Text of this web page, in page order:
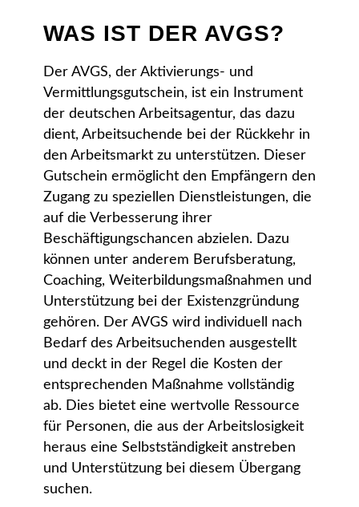
WAS IST DER AVGS?
Der AVGS, der Aktivierungs- und
Vermittlungsgutschein, ist ein Instrument
der deutschen Arbeitsagentur, das dazu
dient, Arbeitsuchende bei der Rückkehr in
den Arbeitsmarkt zu unterstützen. Dieser
Gutschein ermöglicht den Empfängern den
Zugang zu speziellen Dienstleistungen, die
auf die Verbesserung ihrer
Beschäftigungschancen abzielen. Dazu
können unter anderem Berufsberatung,
Coaching, Weiterbildungsmaßnahmen und
Unterstützung bei der Existenzgründung
gehören. Der AVGS wird individuell nach
Bedarf des Arbeitsuchenden ausgestellt
und deckt in der Regel die Kosten der
entsprechenden Maßnahme vollständig
ab. Dies bietet eine wertvolle Ressource
für Personen, die aus der Arbeitslosigkeit
heraus eine Selbstständigkeit anstreben
und Unterstützung bei diesem Übergang
suchen.